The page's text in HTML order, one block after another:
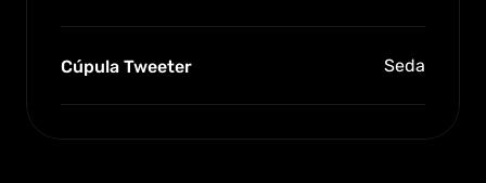
Cúpula Tweeter Seda